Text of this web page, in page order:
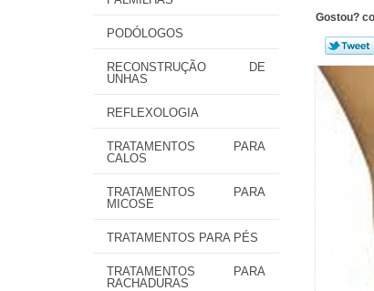
PODÓLOGOS
RECONSTRUÇÃO DE
UNHAS
REFLEXOLOGIA
TRATAMENTOS PARA
CALOS
TRATAMENTOS PARA
MICOSE
TRATAMENTOS PARA PÉS
TRATAMENTOS PARA
RACHADURAS
Gostou?